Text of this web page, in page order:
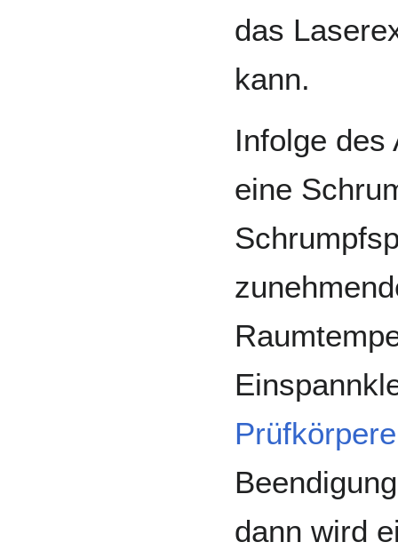
das
kann.
Infolge des
eine
dann wird